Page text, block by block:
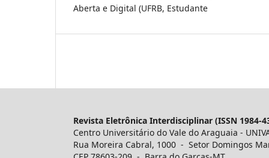
Aberta e Digital (UFRB, Estudante
Revista Eletrônica Interdisciplinar (ISSN 1984-
Centro Universitário do Vale do Araguaia -
Rua Moreira Cabral, 1000 - Setor Domingos